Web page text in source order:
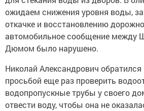
ожидаем снижения уровня воды,
откачке и восстановлению
автомобильное сообщение между
Дюмом было нарушено.
Николай Александрович обратился
просьбой еще раз проверить
водопропускные трубы у своего
отвести воду, чтобы она не